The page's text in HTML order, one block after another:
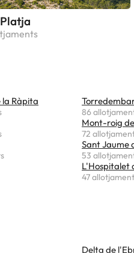
la Ràpita
86
Mont-roig
72
Sant Jaume
53
L'Hospitalet
47
Delta de